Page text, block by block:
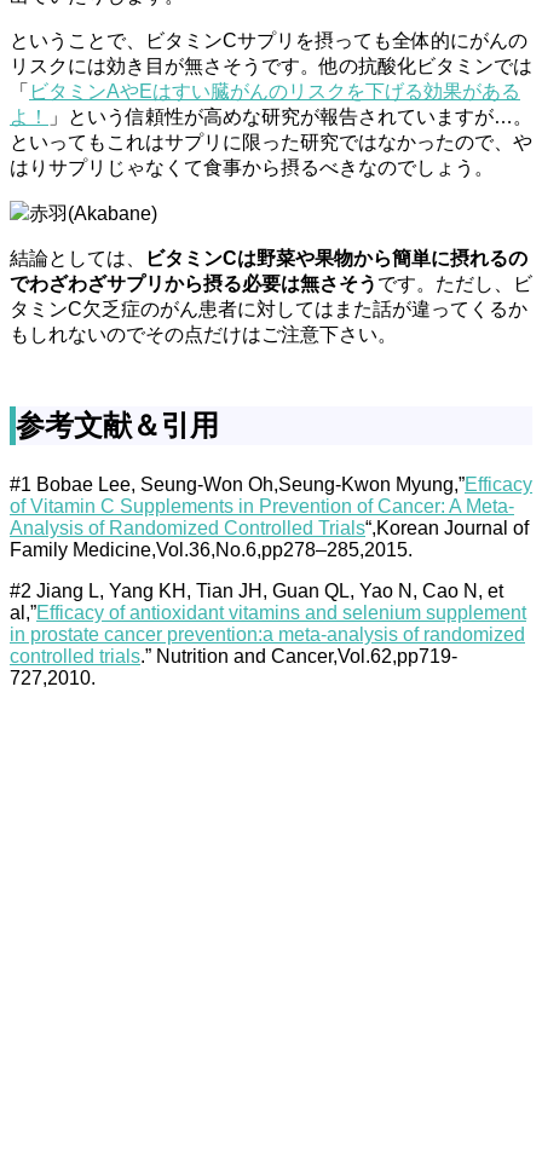
ということで、ビタミンCサプリを摂っても全体的にがんの
リスクには効き目が無さそうです。他の抗酸化ビタミンでは
「 ビタミンAやEはすい臓がんのリスクを下げる効果がある
よ！
」という信頼性が高めな研究が報告されていますが…。
といってもこれはサプリに限った研究ではなかったので、や
はりサプリじゃなくて食事から摂るべきなのでしょう。
赤羽(Akabane)
結論としては、
ビタミンCは野菜や果物から簡単に摂れるの
でわざわざサプリから摂る必要は無さそう です。ただし、ビ
タミンC欠乏症のがん患者に対してはまた話が違ってくるか
もしれないのでその点だけはご注意下さい。
参考文献＆引用
#1 Bobae Lee, Seung-Won Oh,Seung-Kwon Myung,”Efficacy
of Vitamin C Supplements in Prevention of Cancer: A Meta-
Analysis of Randomized Controlled Trials“,Korean Journal of
Family Medicine,Vol.36,No.6,pp278–285,2015.
#2 Jiang L, Yang KH, Tian JH, Guan QL, Yao N, Cao N, et
al,”Efficacy of antioxidant vitamins and selenium supplement
in prostate cancer prevention:a meta-analysis of randomized
controlled trials.” Nutrition and Cancer,Vol.62,pp719-
727,2010.